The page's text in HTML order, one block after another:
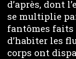
d’après, dont
se multiplie
fantômes faits
d’habiter les
corps ont